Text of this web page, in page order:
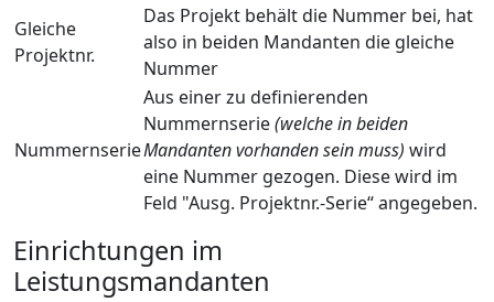
Gleiche
Projektnr.
Das Projekt behält die Nummer bei, hat
also in beiden Mandanten die gleiche
Nummer
Nummernserie
Aus einer zu definierenden
Nummernserie(welche in beiden
Mandanten vorhanden sein muss) wird
eine Nummer gezogen. Diese wird im
Feld "Ausg. Projektnr.-Serie“ angegeben.
Einrichtungen im
Leistungsmandanten